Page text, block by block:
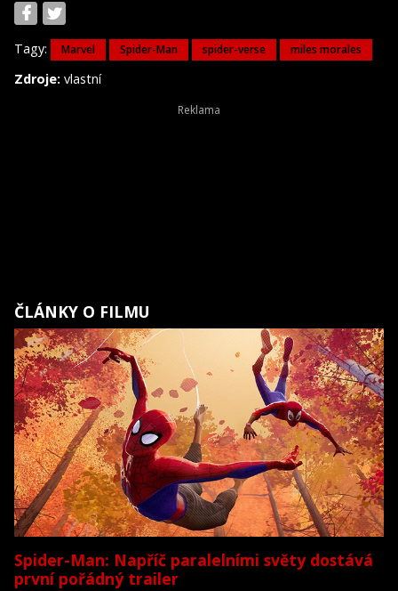
Tagy: Marvel Spider-Man spider-verse miles morales
Zdroje: vlastní
ČLÁNKY O FILMU
Spider-Man: Napříč paralelními světy dostává
první pořádný trailer